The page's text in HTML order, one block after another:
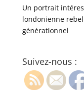
Un portrait
londonienne
générationnel
Suivez-nous :